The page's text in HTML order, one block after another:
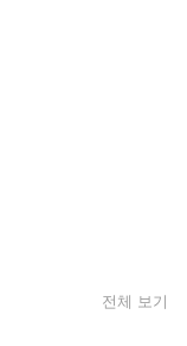
전체 보기